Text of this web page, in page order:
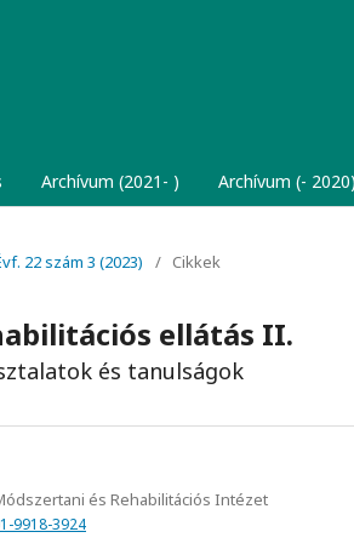
Archívum (2021- ) Archívum (- 2020)
22 szám 3 (2023) / Cikkek
ellátás II.
és tanulságok
és Rehabilitációs Intézet
9918-3924